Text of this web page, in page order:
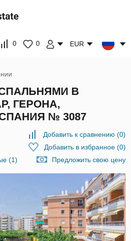
0 0 EUR
В
ГЕРОНА,
№ 3087
Добавить к сравнению (0)
Добавить в избранное(0)
(1)
Предложить свою цену